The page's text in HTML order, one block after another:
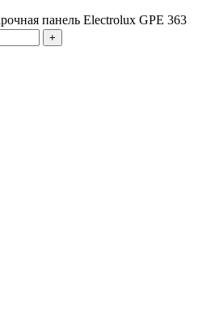
панель Electrolux GPE 363